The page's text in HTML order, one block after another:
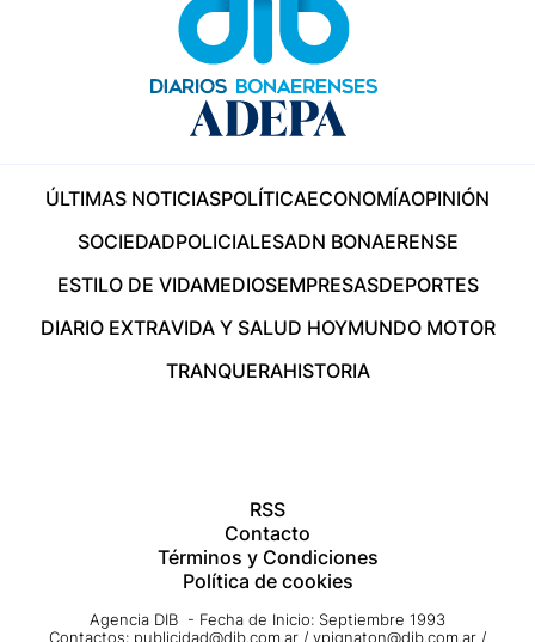
ÚLTIMAS NOTICIASPOLÍTICAECONOMÍAOPINIÓN
SOCIEDADPOLICIALESADN BONAERENSE
ESTILO DE VIDAMEDIOSEMPRESASDEPORTES
DIARIO EXTRAVIDA Y SALUD HOYMUNDO MOTOR
TRANQUERAHISTORIA
RSS
Contacto
Términos y Condiciones
Política de cookies
Agencia DIB - Fecha de Inicio: Septiembre 1993
Contactos: publicidad@dib.com.ar / vpignaton@dib.com.ar /